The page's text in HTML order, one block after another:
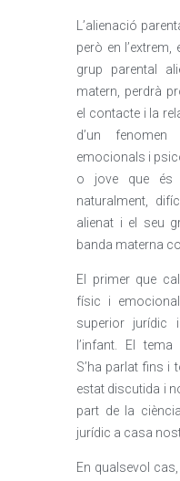
L’alienació
però en
grup parental
matern, perdrà
el contacte i la
d’un
emocionals i
o jove que és
naturalment,
alienat i el seu
banda materna
El primer que
físic i
superior jurídic
l’infant. El
S’ha parlat fins i
estat discutida i
part de la
jurídic a casa
En qualsevol